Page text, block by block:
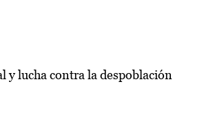
y lucha contra la despoblación